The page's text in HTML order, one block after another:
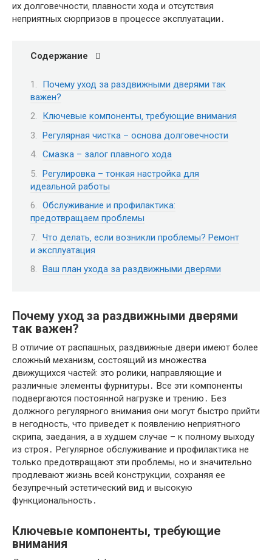
их долговечности‚ плавности хода и отсутствия
неприятных сюрпризов в процессе эксплуатации․
Содержание
Почему уход за раздвижными дверями так
важен?
Ключевые компоненты‚ требующие внимания
Регулярная чистка – основа долговечности
Смазка – залог плавного хода
Регулировка – тонкая настройка для
идеальной работы
Обслуживание и профилактика:
предотвращаем проблемы
Что делать‚ если возникли проблемы? Ремонт
и эксплуатация
Ваш план ухода за раздвижными дверями
Почему уход за раздвижными дверями
так важен?
В отличие от распашных‚ раздвижные двери имеют более
сложный механизм‚ состоящий из множества
движущихся частей: это ролики‚ направляющие и
различные элементы фурнитуры․ Все эти компоненты
подвергаются постоянной нагрузке и трению․ Без
должного регулярного внимания они могут быстро прийти
в негодность‚ что приведет к появлению неприятного
скрипа‚ заедания‚ а в худшем случае – к полному выходу
из строя․ Регулярное обслуживание и профилактика не
только предотвращают эти проблемы‚ но и значительно
продлевают жизнь всей конструкции‚ сохраняя ее
безупречный эстетический вид и высокую
функциональность․
Ключевые компоненты‚ требующие
внимания